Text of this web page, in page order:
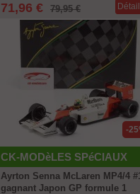
71,96 € 79,95 €
CK-MODèLES SPéCIAUX
-
Ayrton Senna McLaren MP4/4
gagnant Japon GP formule 1